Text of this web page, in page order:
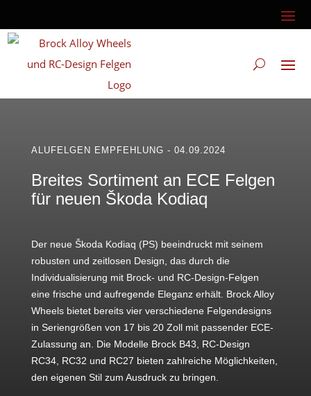
ALUFELGEN EMPFEHLUNG - 04.09.2024
Breites Sortiment an ECE Felgen
für neuen Škoda Kodiaq
Der neue Škoda Kodiaq (PS) beeindruckt mit seinem
robusten und zeitlosen Design, das durch die
Individualisierung mit Brock- und RC-Design-Felgen
eine frische und aufregende Eleganz erhält. Brock Alloy
Wheels bietet bereits vier verschiedene Felgendesigns
in Seriengrößen von 17 bis 20 Zoll mit passender ECE-
Zulassung an. Die Modelle Brock B43, RC-Design
RC34, RC32 und RC27 bieten zahlreiche Möglichkeiten,
den eigenen Stil zum Ausdruck zu bringen.